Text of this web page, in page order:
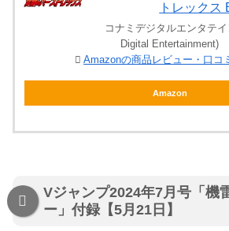
トレックス
コナミデジタルエンタテ
Digital Entertainment)
Amazonの商品レビュー・口コ
Amazon
Vジャンプ2024年7月号「機
ー」付録【5月21日】